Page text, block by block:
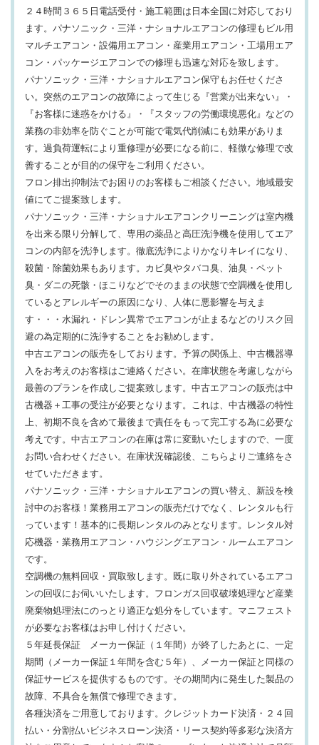
２４時間３６５日電話受付・施工範囲は日本全国に対応しており
ます。パナソニック・三洋・ナショナルエアコンの修理もビル用
マルチエアコン・設備用エアコン・産業用エアコン・工場用エア
コン・パッケージエアコンでの修理も迅速な対応を致します。
パナソニック・三洋・ナショナルエアコン保守もお任せくださ
い。突然のエアコンの故障によって生じる『営業が出来ない』・
『お客様に迷惑をかける』・『スタッフの労働環境悪化』などの
業務の非効率を防ぐことが可能で電気代削減にも効果がありま
す。過負荷運転により重修理が必要になる前に、軽微な修理で改
善することが目的の保守をご利用ください。
フロン排出抑制法でお困りのお客様もご相談ください。地域最安
値にてご提案致します。
パナソニック・三洋・ナショナルエアコンクリーニングは室内機
を出来る限り分解して、専用の薬品と高圧洗浄機を使用してエア
コンの内部を洗浄します。徹底洗浄によりかなりキレイになり、
殺菌・除菌効果もあります。カビ臭やタバコ臭、油臭・ペット
臭・ダニの死骸・ほこりなどでそのままの状態で空調機を使用し
ているとアレルギーの原因になり、人体に悪影響を与えま
す・・・水漏れ・ドレン異常でエアコンが止まるなどのリスク回
避の為定期的に洗浄することをお勧めします。
中古エアコンの販売をしております。予算の関係上、中古機器導
入をお考えのお客様はご連絡ください。在庫状態を考慮しながら
最善のプランを作成しご提案致します。中古エアコンの販売は中
古機器＋工事の受注が必要となります。これは、中古機器の特性
上、初期不良を含めて最後まで責任をもって完工する為に必要な
考えです。中古エアコンの在庫は常に変動いたしますので、一度
お問い合わせください。在庫状況確認後、こちらよりご連絡をさ
せていただきます。
パナソニック・三洋・ナショナルエアコンの買い替え、新設を検
討中のお客様！業務用エアコンの販売だけでなく、レンタルも行
っています！基本的に長期レンタルのみとなります。レンタル対
応機器・業務用エアコン・ハウジングエアコン・ルームエアコン
です。
空調機の無料回収・買取致します。既に取り外されているエアコ
ンの回収にお伺いいたします。フロンガス回収破壊処理など産業
廃棄物処理法にのっとり適正な処分をしています。マニフェスト
が必要なお客様はお申し付けください。
５年延長保証 メーカー保証（１年間）が終了したあとに、一定
期間（メーカー保証１年間を含む５年）、メーカー保証と同様の
保証サービスを提供するものです。その期間内に発生した製品の
故障、不具合を無償で修理できます。
各種決済をご用意しております。クレジットカード決済・２４回
払い・分割払いビジネスローン決済・リース契約等多彩な決済方